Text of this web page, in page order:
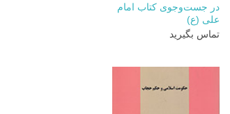
در جست‌وجوی کتاب امام
علی (ع)
تماس بگیرید